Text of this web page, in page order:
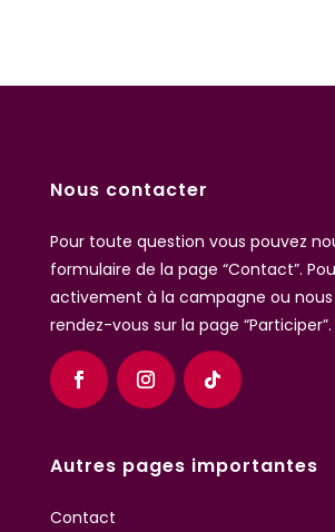
Nous contacter
Pour toute question vous pouvez
formulaire de la page “Contact”.
activement à la campagne ou
rendez-vous sur la page “Participer”.
Autres pages importantes
Contact